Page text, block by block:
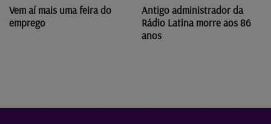
Vem aí mais uma feira do
emprego
Antigo administrador da
Rádio Latina morre aos 86
anos